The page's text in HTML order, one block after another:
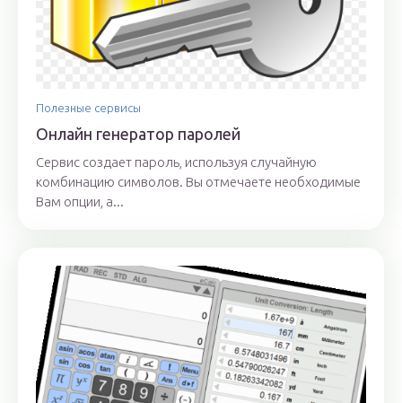
Полезные сервисы
Онлайн генератор паролей
Сервис создает пароль, используя случайную
комбинацию символов. Вы отмечаете необходимые
Вам опции, а...